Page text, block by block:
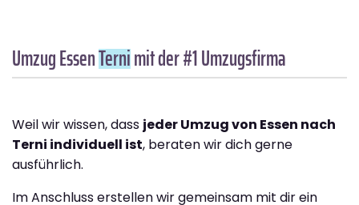
Umzug EssenTernimit der #1 Umzugsfirma
Weil wir wissen, dass jeder Umzug von Essen nach
Terni individuell ist, beraten wir dich gerne
ausführlich.
Im Anschluss erstellen wir gemeinsam mit dir ein